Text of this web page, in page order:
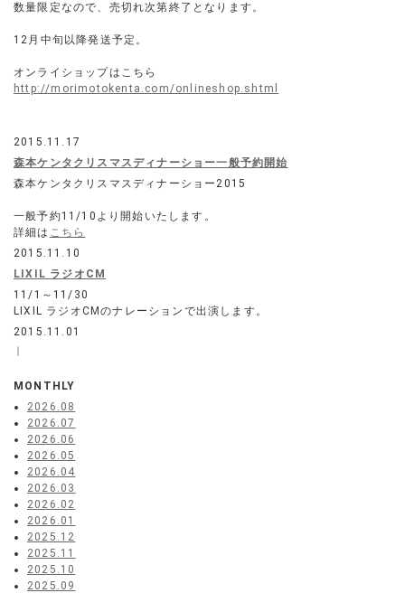
数量限定なので、売切れ次第終了となります。
12月中旬以降発送予定。
オンライショップはこちら
http://morimotokenta.com/onlineshop.shtml
2015.11.17
森本ケンタクリスマスディナーショー一般予約開始
森本ケンタクリスマスディナーショー2015
一般予約11/10より開始いたします。
詳細は こちら
2015.11.10
LIXIL ラジオCM
11/1～11/30
LIXIL ラジオCMのナレーションで出演します。
2015.11.01
｜
MONTHLY
2026.08
2026.07
2026.06
2026.05
2026.04
2026.03
2026.02
2026.01
2025.12
2025.11
2025.10
2025.09